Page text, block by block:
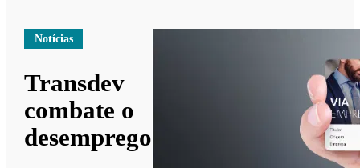
Notícias
Transdev
combate o
desemprego